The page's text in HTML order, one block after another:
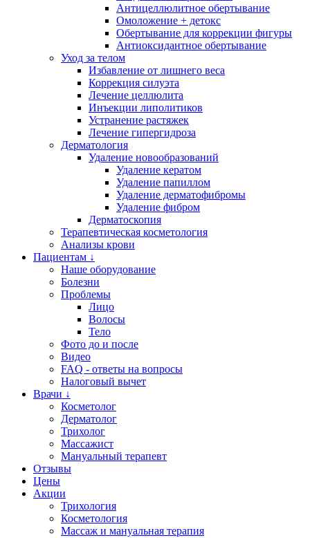
Антицеллюлитное обертывание
Омоложение + детокс
Обертывание для коррекции фигуры
Антиоксидантное обертывание
Уход за телом
Избавление от лишнего веса
Коррекция силуэта
Лечение целлюлита
Инъекции липолитиков
Устранение растяжек
Лечение гипергидроза
Дерматология
Удаление новообразований
Удаление кератом
Удаление папиллом
Удаление дерматофибромы
Удаление фибром
Дерматоскопия
Терапевтическая косметология
Анализы крови
Пациентам ↓
Наше оборудование
Болезни
Проблемы
Лицо
Волосы
Тело
Фото до и после
Видео
FAQ - ответы на вопросы
Налоговый вычет
Врачи ↓
Косметолог
Дерматолог
Трихолог
Массажист
Мануальный терапевт
Отзывы
Цены
Акции
Трихология
Косметология
Массаж и мануальная терапия